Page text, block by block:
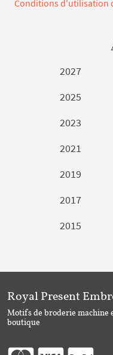
Conditions d'utilisation
2027
2025
2023
2021
2019
2017
2015
Royal Present
Motifs de broderie machine
boutique